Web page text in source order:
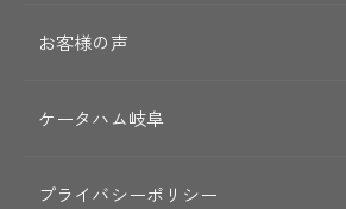
お客様の声
ケータハム岐阜
プライバシーポリシー